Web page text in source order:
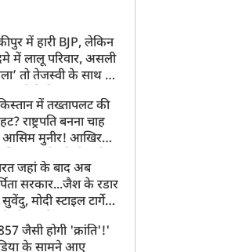
में हारी BJP, लेकिन
में लालू परिवार, असली
तो तेजस्वी के साथ हो
में तख्तापलट की
राष्ट्रपति बनना चाह
आसिम मुनीर! आखिर
मोहरा?
जहां के बाद अब
सरकार...जैश के रडार
मोदी स्टाइल टार्गेट
एक्शन!
जैसी होगी 'क्रांति'!'
के सामने आए